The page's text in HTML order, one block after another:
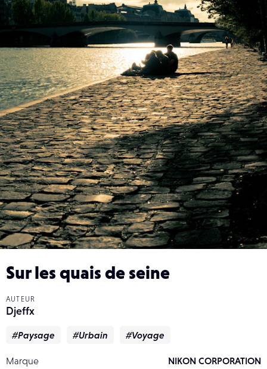
Sur les quais de seine
AUTEUR
Djeffx
#Paysage #Urbain #Voyage
Marque
NIKON CORPORATION